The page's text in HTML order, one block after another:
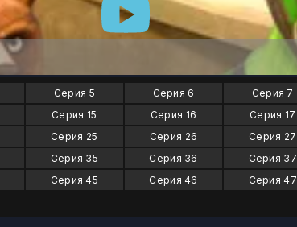
Серия 5 Серия 6 Серия 7
Серия 15 Серия 16 Серия 17
Серия 25 Серия 26 Серия 27
Серия 35 Серия 36 Серия 37
Серия 45 Серия 46 Серия 47